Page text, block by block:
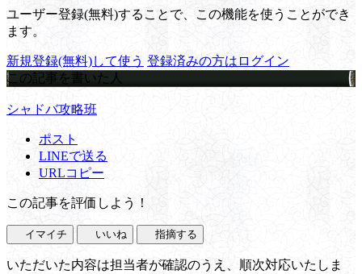
ユーザー登録(無料)することで、この機能を使うことができ
ます。
新規登録(無料)して使う 登録済みの方はログイン
この記事を書いた人
シャドバ攻略班
ポスト
LINEで送る
URLコピー
この記事を評価しよう！
イマイチ いいね 指摘する
いただいた内容は担当者が確認のうえ、順次対応いたしま